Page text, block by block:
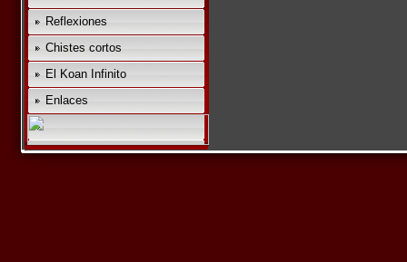
Reflexiones
Chistes cortos
El Koan Infinito
Enlaces